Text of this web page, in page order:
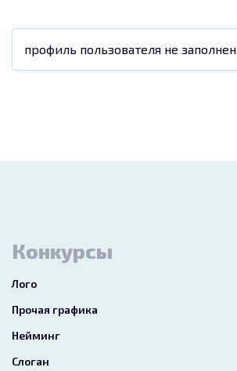
профиль пользователя не заполнен
Конкурсы
Лого
Прочая графика
Нейминг
Слоган